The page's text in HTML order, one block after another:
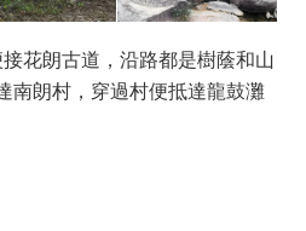
花朗古道，沿路都是樹蔭和山
南朗村，穿過村便抵達龍鼓灘